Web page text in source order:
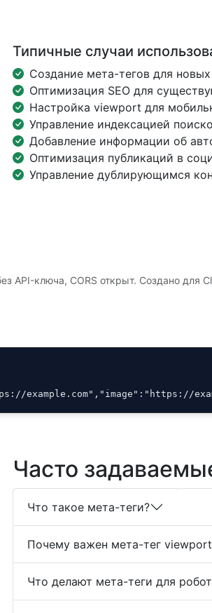
Типичные случаи
Создание мета-тегов для
Оптимизация SEO для
Настройка viewport для
Управление индексацией
Добавление информации об
Оптимизация публикаций в
Управление дублирующимся
API-ключа, CORS открыт. Создано для
example.com","image":"https://
Часто
Что такое мета-теги?
Почему важен мета-тег
Что делают мета-теги для